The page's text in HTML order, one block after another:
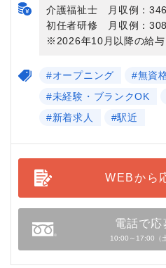
介護福祉士 月収例：
初任者研修 月収例：
※2026年10月以降の給与
#オープニング
#無資
#未経験・ブランクOK
#新着求人
#駅近
WEBから
電話で応
10:00～17:00（